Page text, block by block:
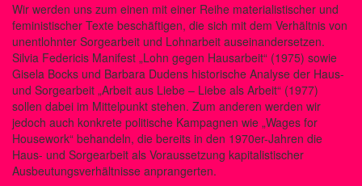
Wir werden uns zum einen mit einer Reihe materialistischer und
feministischer Texte beschäftigen, die sich mit dem Verhältnis von
unentlohnter Sorgearbeit und Lohnarbeit auseinandersetzen.
Silvia Federicis Manifest „Lohn gegen Hausarbeit“ (1975) sowie
Gisela Bocks und Barbara Dudens historische Analyse der Haus-
und Sorgearbeit „Arbeit aus Liebe – Liebe als Arbeit“ (1977)
sollen dabei im Mittelpunkt stehen. Zum anderen werden wir
jedoch auch konkrete politische Kampagnen wie „Wages for
Housework“ behandeln, die bereits in den 1970er-Jahren die
Haus- und Sorgearbeit als Voraussetzung kapitalistischer
Ausbeutungsverhältnisse anprangerten.